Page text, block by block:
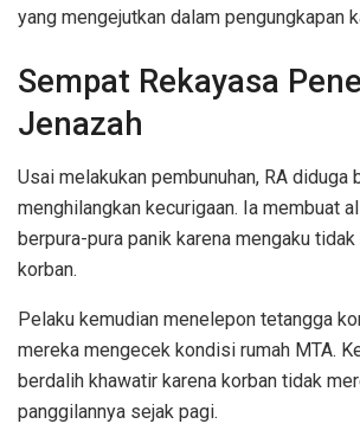
yang mengejutkan dalam pengungkapan
Sempat Rekayasa
Jenazah
Usai melakukan pembunuhan, RA diduga
menghilangkan kecurigaan. Ia membuat
berpura-pura panik karena mengaku
korban.
Pelaku kemudian menelepon tetangga
mereka mengecek kondisi rumah MTA.
berdalih khawatir karena korban tidak
panggilannya sejak pagi.